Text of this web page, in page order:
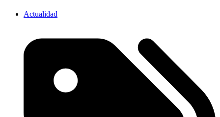
Actualidad